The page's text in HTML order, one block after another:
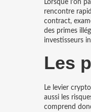
Lorsque l’on
rencontre
contract,
des primes
investisseurs
Les
Le levier
aussi les
comprend